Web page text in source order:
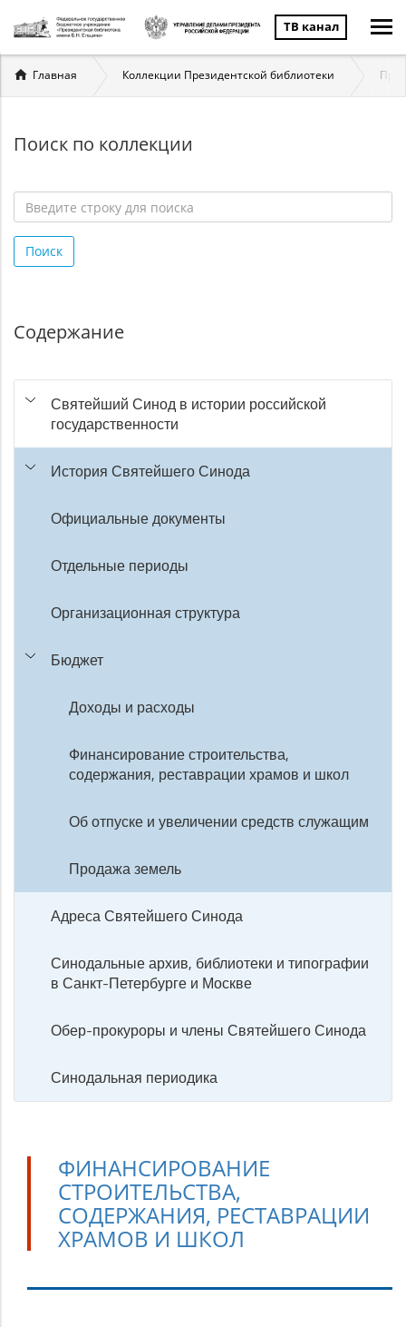
ТВ канал
Вы
здесь
Главная Коллекции Президентской библиотеки
Поиск по коллекции
строку
для
Поиск
Содержание
Святейший Синод в истории российской
государственности
История Святейшего Синода
Официальные документы
Отдельные периоды
Организационная структура
Бюджет
Доходы и расходы
Финансирование строительства,
содержания, реставрации храмов и школ
Об отпуске и увеличении средств служащим
Продажа земель
Адреса Святейшего Синода
Синодальные архив, библиотеки и типографии
в Санкт-Петербурге и Москве
Обер-прокуроры и члены Святейшего Синода
Синодальная периодика
ФИНАНСИРОВАНИЕ
СТРОИТЕЛЬСТВА,
СОДЕРЖАНИЯ, РЕСТАВРАЦИИ
ХРАМОВ И ШКОЛ